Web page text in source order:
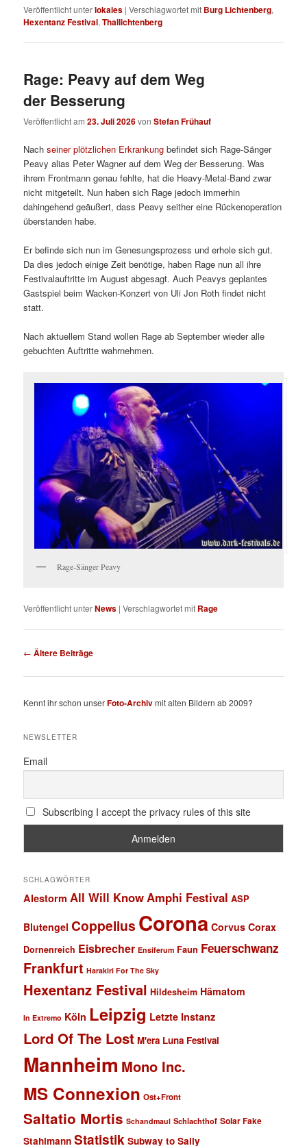
Veröffentlicht unterlokales |Verschlagwortet mit Burg Lichtenberg,
Hexentanz Festival,Thallichtenberg
Rage: Peavy auf dem Weg
der Besserung
Veröffentlicht am23. Juli 2026vonStefan Frühauf
Nachseiner plötzlichen Erkrankung befindet sich Rage-Sänger
Peavy alias Peter Wagner auf dem Weg der Besserung. Was
ihrem Frontmann genau fehlte, hat die Heavy-Metal-Band zwar
nicht mitgeteilt. Nun haben sich Rage jedoch immerhin
dahingehend geäußert, dass Peavy seither eine Rückenoperation
überstanden habe.
Er befinde sich nun im Genesungsprozess und erhole sich gut.
Da dies jedoch einige Zeit benötige, haben Rage nun all ihre
Festivalauftritte im August abgesagt. Auch Peavys geplantes
Gastspiel beim Wacken-Konzert von Uli Jon Roth findet nicht
statt.
Nach aktuellem Stand wollen Rage ab September wieder alle
gebuchten Auftritte wahrnehmen.
Rage-Sänger Peavy
Veröffentlicht unterNews |Verschlagwortet mit Rage
Beitragsnavigation
← Ältere Beiträge
Kennt ihr schon unserFoto-Archivmit alten Bildern ab 2009?
NEWSLETTER
Email
Subscribing I accept the privacy rules of this site
SCHLAGWÖRTER
Alestorm All Will KnowAmphi Festival ASP
Blutengel Coppelius Corona Corvus Corax
Dornenreich Eisbrecher Ensiferum Faun Feuerschwanz
Frankfurt Harakiri For The Sky
Hexentanz Festival Hildesheim Hämatom
In Extremo Köln Leipzig Letzte Instanz
Lord Of The Lost M'era Luna Festival
Mannheim Mono Inc.
MS Connexion Ost+Front
Saltatio Mortis Schandmaul Schlachthof Solar Fake
Stahlmann Statistik Subway to Sally